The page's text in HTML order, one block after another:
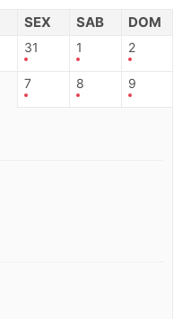
SEX SAB DOM
31 1 2
7 8 9